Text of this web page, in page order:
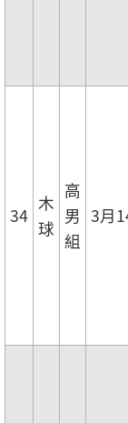
34
木
球
高
男
組
3月